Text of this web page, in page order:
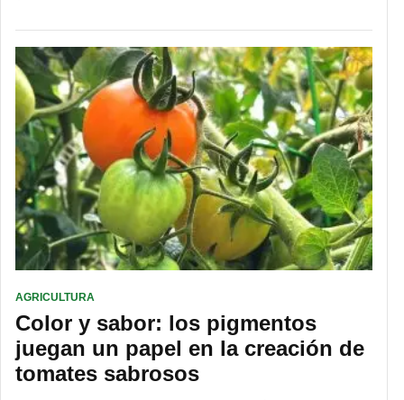
AGRICULTURA
Color y sabor: los pigmentos
juegan un papel en la creación de
tomates sabrosos